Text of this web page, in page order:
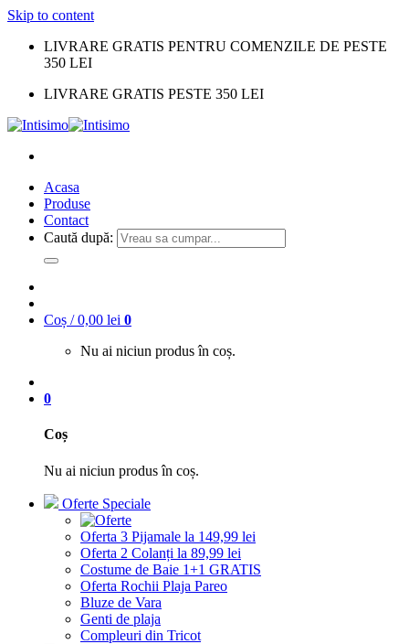
Skip to content
LIVRARE GRATIS PENTRU COMENZILE DE PESTE
350 LEI
LIVRARE GRATIS PESTE 350 LEI
Acasa
Produse
Contact
Caută după:
Coș /0,00 lei 0
Nu ai niciun produs în coș.
0
Coș
Nu ai niciun produs în coș.
Oferte Speciale
Oferta 3 Pijamale la 149,99 lei
Oferta 2 Colanți la 89,99 lei
Costume de Baie 1+1 GRATIS
Oferta Rochii Plaja Pareo
Bluze de Vara
Genti de plaja
Compleuri din Tricot